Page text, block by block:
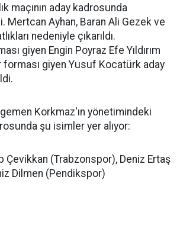
maçının aday kadrosunda
Mertcan Ayhan, Baran Ali Gezek ve
nedeniyle çıkarıldı.
giyen Engin Poyraz Efe Yıldırım
giyen Yusuf Kocatürk aday
Korkmaz'ın yönetimindeki
şu isimler yer alıyor:
Çevikkan (Trabzonspor), Deniz Ertaş
Dilmen (Pendikspor)